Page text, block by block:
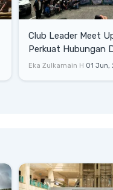
Club Leader Meet
Perkuat Hubungan
Dengan Komunitas
Eka Zulkarnain H 01 Jun,